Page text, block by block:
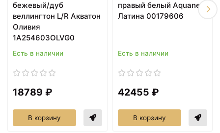
Пенал подвесной белый
матовый R Caprigo
Nokturn 1350R-TP811
Пенал подвесной
магнолия R Caprigo
бежевый/дуб
веллингтон L/R Акватон
Оливия
1A254603OLVG0
Есть в наличии
18789 ₽
В корзину
правый белый Aquanet
Латина 00179606
Есть в наличии
42455 ₽
В корзину